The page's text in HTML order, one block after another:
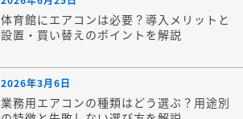
体育館にエアコンは必要？導入メリットと
設置・買い替えのポイントを解説
2026年3月6日
業務用エアコンの種類はどう選ぶ？用途別